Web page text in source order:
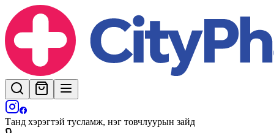
Танд хэрэгтэй тусламж, нэг товчлуурын зайд